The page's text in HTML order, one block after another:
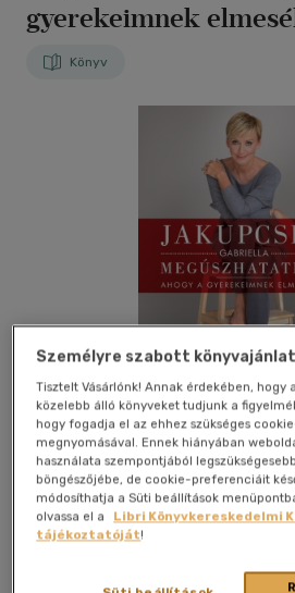
gyerekeimnek
Könyv
Beleolvasok Kívánságlistához
(2 vélemény)
keménytábla| 301 oldal
Személyre szabott
Tisztelt Vásárlónk! Annak érdekében, hogy
közelebb álló könyveket tudjunk a
hogy fogadja el az ehhez szükséges
megnyomásával. Ennek hiányában
használata szempontjából
böngészőjébe, de cookie-preferenciáit
módosíthatja a Süti beállítások
olvassa el a
Libri Könyvkereskedelmi
tájékoztatóját!